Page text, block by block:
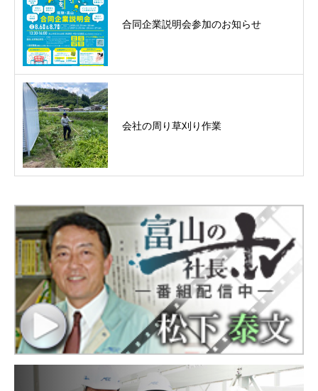
合同企業説明会参加のお知らせ
会社の周り草刈り作業